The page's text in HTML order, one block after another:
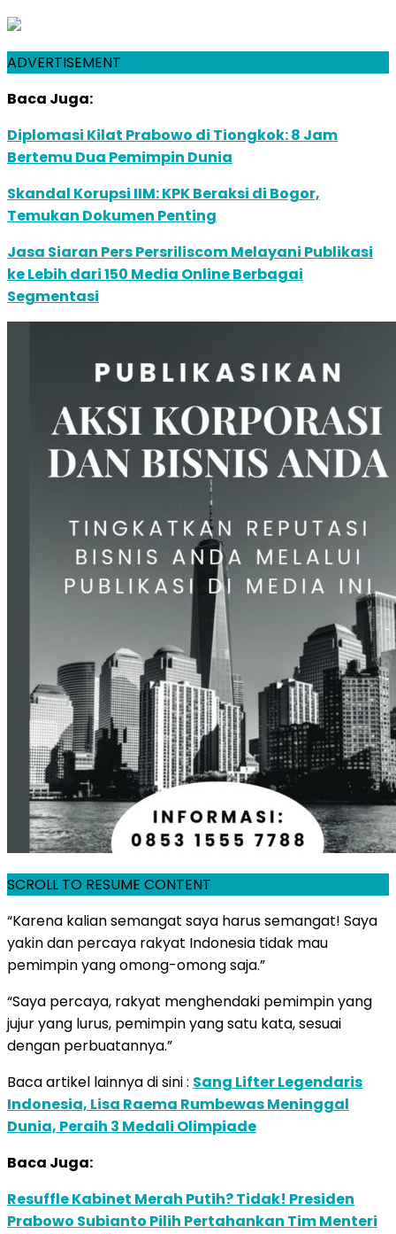
ADVERTISEMENT
Baca Juga:
Diplomasi Kilat Prabowo di Tiongkok: 8 Jam
Bertemu Dua Pemimpin Dunia
Skandal Korupsi IIM: KPK Beraksi di Bogor,
Temukan Dokumen Penting
Jasa Siaran Pers Persriliscom Melayani Publikasi
ke Lebih dari 150 Media Online Berbagai
Segmentasi
SCROLL TO RESUME CONTENT
“Karena kalian semangat saya harus semangat! Saya
yakin dan percaya rakyat Indonesia tidak mau
pemimpin yang omong-omong saja.”
“Saya percaya, rakyat menghendaki pemimpin yang
jujur yang lurus, pemimpin yang satu kata, sesuai
dengan perbuatannya.”
Baca artikel lainnya di sini : Sang Lifter Legendaris
Indonesia, Lisa Raema Rumbewas Meninggal
Dunia, Peraih 3 Medali Olimpiade
Baca Juga:
Resuffle Kabinet Merah Putih? Tidak! Presiden
Prabowo Subianto Pilih Pertahankan Tim Menteri